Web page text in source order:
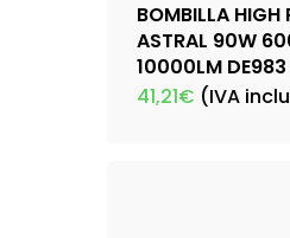
BOMBILLA HIGH
ASTRAL 90W
10000LM DE983
41,21€ (IVA